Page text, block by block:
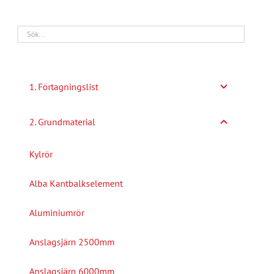
1. Förtagningslist
2. Grundmaterial
Kylrör
Alba Kantbalkselement
Aluminiumrör
Anslagsjärn 2500mm
Anslagsjärn 6000mm